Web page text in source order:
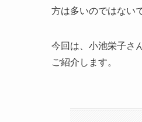
方は多いのではない
今回は、小池栄子さ
ご紹介します。